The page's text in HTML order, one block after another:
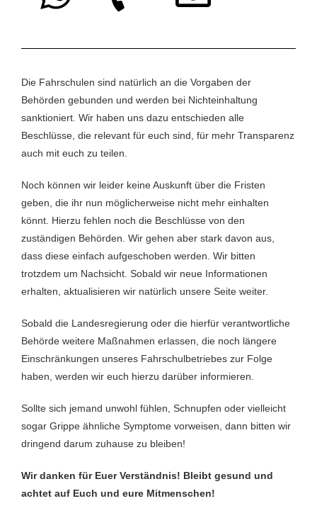
Die Fahrschulen sind natürlich an die Vorgaben der
Behörden gebunden und werden bei Nichteinhaltung
sanktioniert. Wir haben uns dazu entschieden alle
Beschlüsse, die relevant für euch sind, für mehr Transparenz
auch mit euch zu teilen.
Noch können wir leider keine Auskunft über die Fristen
geben, die ihr nun möglicherweise nicht mehr einhalten
könnt. Hierzu fehlen noch die Beschlüsse von den
zuständigen Behörden. Wir gehen aber stark davon aus,
dass diese einfach aufgeschoben werden. Wir bitten
trotzdem um Nachsicht. Sobald wir neue Informationen
erhalten, aktualisieren wir natürlich unsere Seite weiter.
Sobald die Landesregierung oder die hierfür verantwortliche
Behörde weitere Maßnahmen erlassen, die noch längere
Einschränkungen unseres Fahrschulbetriebes zur Folge
haben, werden wir euch hierzu darüber informieren.
Sollte sich jemand unwohl fühlen, Schnupfen oder vielleicht
sogar Grippe ähnliche Symptome vorweisen, dann bitten wir
dringend darum zuhause zu bleiben!
Wir danken für Euer Verständnis! Bleibt gesund und
achtet auf Euch und eure Mitmenschen!